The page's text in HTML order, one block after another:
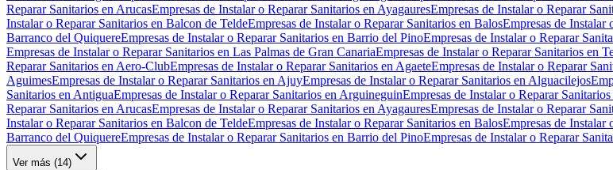
Reparar Sanitarios en ArucasEmpresas de Instalar o Reparar Sanitarios en AyagauresEmpresas de Instalar o Reparar
Instalar o Reparar Sanitarios en Balcon de TeldeEmpresas de Instalar o Reparar Sanitarios en BalosEmpresas de Instalar
Barranco del QuiquereEmpresas de Instalar o Reparar Sanitarios en Barrio del PinoEmpresas de Instalar o Reparar
Empresas de Instalar o Reparar Sanitarios en Las Palmas de Gran CanariaEmpresas de Instalar o Reparar Sanitarios en
Reparar Sanitarios en Aero-ClubEmpresas de Instalar o Reparar Sanitarios en AgaeteEmpresas de Instalar o Reparar
AguimesEmpresas de Instalar o Reparar Sanitarios en AjuyEmpresas de Instalar o Reparar Sanitarios en Alguacilejos
Sanitarios en AntiguaEmpresas de Instalar o Reparar Sanitarios en ArguineguinEmpresas de Instalar o Reparar
Reparar Sanitarios en ArucasEmpresas de Instalar o Reparar Sanitarios en AyagauresEmpresas de Instalar o Reparar
Instalar o Reparar Sanitarios en Balcon de TeldeEmpresas de Instalar o Reparar Sanitarios en BalosEmpresas de Instalar
Barranco del QuiquereEmpresas de Instalar o Reparar Sanitarios en Barrio del PinoEmpresas de Instalar o Reparar
Ver más (14)